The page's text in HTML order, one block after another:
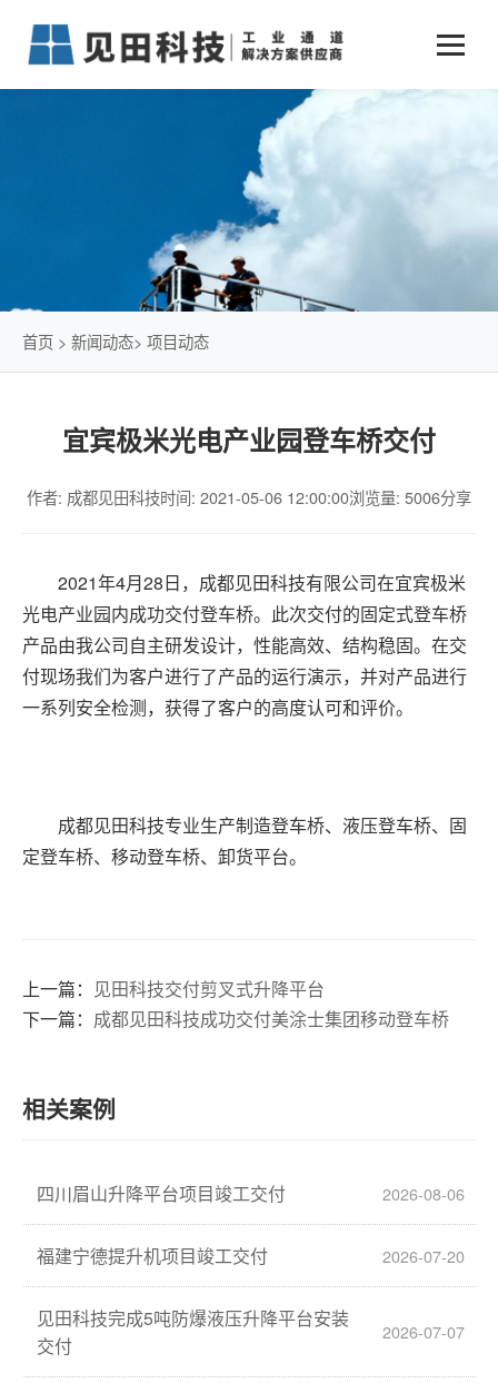
业务中心
仓储物流通道解决方案
智能立体库解决方案
简易升降机解决方案
新闻动态 +
传统仓储物流
石油化工行业
发展历程
首页 > 新闻动态> 项目动态
宜宾极米光电产业园登车桥交付
作者: 成都见田科技时间: 2021-05-06 12:00:00浏览量: 5006分享
2021年4月28日，成都见田科技有限公司在宜宾极米
光电产业园内成功交付登车桥。此次交付的固定式登车桥
产品由我公司自主研发设计，性能高效、结构稳固。在交
付现场我们为客户进行了产品的运行演示， 并对产品进行
一系列安全检测，获得了客户的高度认可和评价。
成都见田科技专业生产制造登车桥、液压登车桥、固
定登车桥、移动登车桥、卸货平台。
上一篇： 见田科技交付剪叉式升降平台
下一篇： 成都见田科技成功交付美涂士集团移动登车桥
相关案例
四川眉山升降平台项目竣工交付 2026-08-06
福建宁德提升机项目竣工交付 2026-07-20
见田科技完成5吨防爆液压升降平台安装
交付
2026-07-07